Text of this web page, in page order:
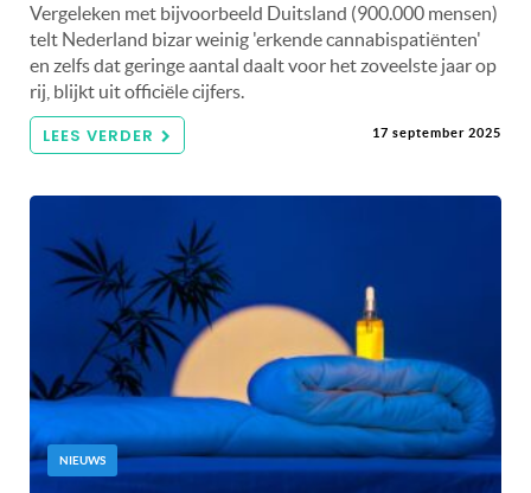
Vergeleken met bijvoorbeeld Duitsland (900.000 mensen)
telt Nederland bizar weinig 'erkende cannabispatiënten'
en zelfs dat geringe aantal daalt voor het zoveelste jaar op
rij, blijkt uit officiële cijfers.
LEES VERDER 17 september 2025
NIEUWS